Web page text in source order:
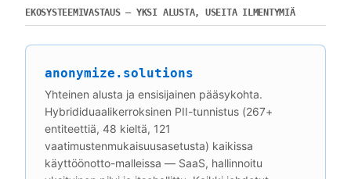
EKOSYSTEEMIVASTAUS — YKSI ALUSTA, USEITA ILMENTYMIÄ
anonymize.solutions
Yhteinen alusta ja ensisijainen pääsykohta.
Hybrididuaalikerroksinen PII-tunnistus (267+
entiteettiä, 48 kieltä, 121
vaatimustenmukaisuusasetusta) kaikissa
käyttöönotto-malleissa — SaaS, hallinnoitu